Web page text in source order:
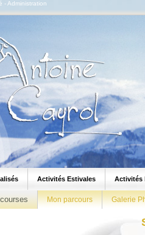
- Administration
Activités Estivales Activités
Mon parcours Galerie